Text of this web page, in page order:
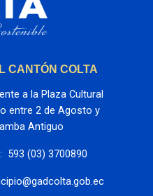
CANTÓN COLTA
a la Plaza Cultural
entre 2 de Agosto y
Antiguo
:  593 (03) 3700890